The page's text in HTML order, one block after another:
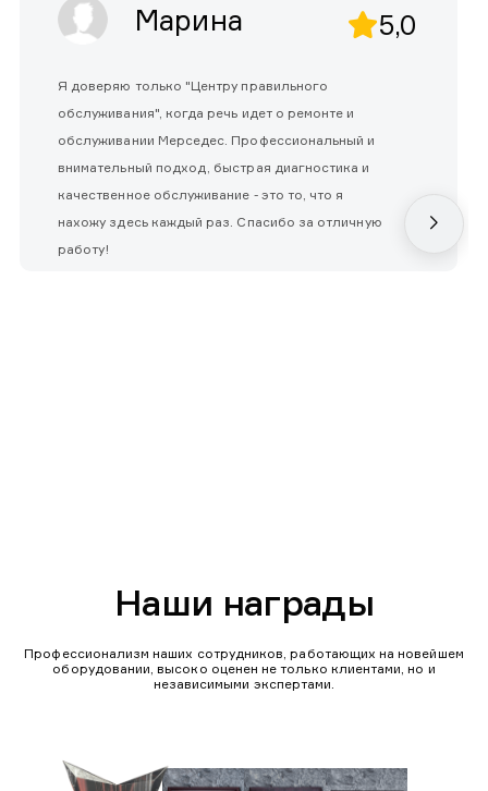
Марина 5,0
Я доверяю только "Центру правильного
обслуживания", когда речь идет о ремонте и
обслуживании Мерседес. Профессиональный и
внимательный подход, быстрая диагностика и
качественное обслуживание - это то, что я
нахожу здесь каждый раз. Спасибо за отличную
работу!
Наши награды
Профессионализм наших сотрудников, работающих на новейшем
оборудовании, высоко оценен не только клиентами, но и
независимыми экспертами.